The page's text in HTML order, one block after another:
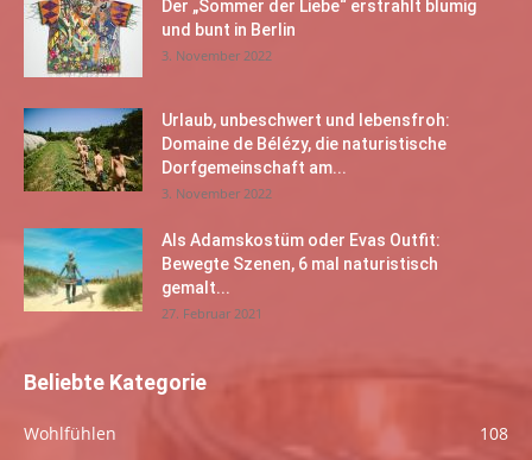
Der „Sommer der Liebe“ erstrahlt blumig
und bunt in Berlin
3. November 2022
Urlaub, unbeschwert und lebensfroh:
Domaine de Bélézy, die naturistische
Dorfgemeinschaft am...
3. November 2022
Als Adamskostüm oder Evas Outfit:
Bewegte Szenen, 6 mal naturistisch
gemalt...
27. Februar 2021
Beliebte Kategorie
Wohlfühlen
108